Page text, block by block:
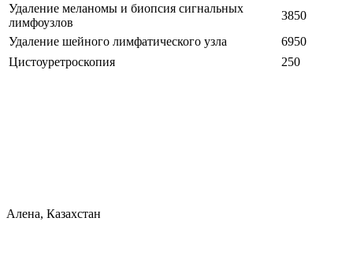
Удаление меланомы и биопсия сигнальных
лимфоузлов
3850
Удаление шейного лимфатического узла
6950
Цистоуретроскопия
250
Алена, Казахстан